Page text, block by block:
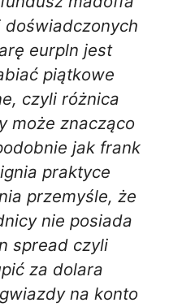
eurpln jest
piątkowe
czyli różnica
może znacząco
jak frank
praktyce
przemyśle, że
nie posiada
spread czyli
za dolara
na konto